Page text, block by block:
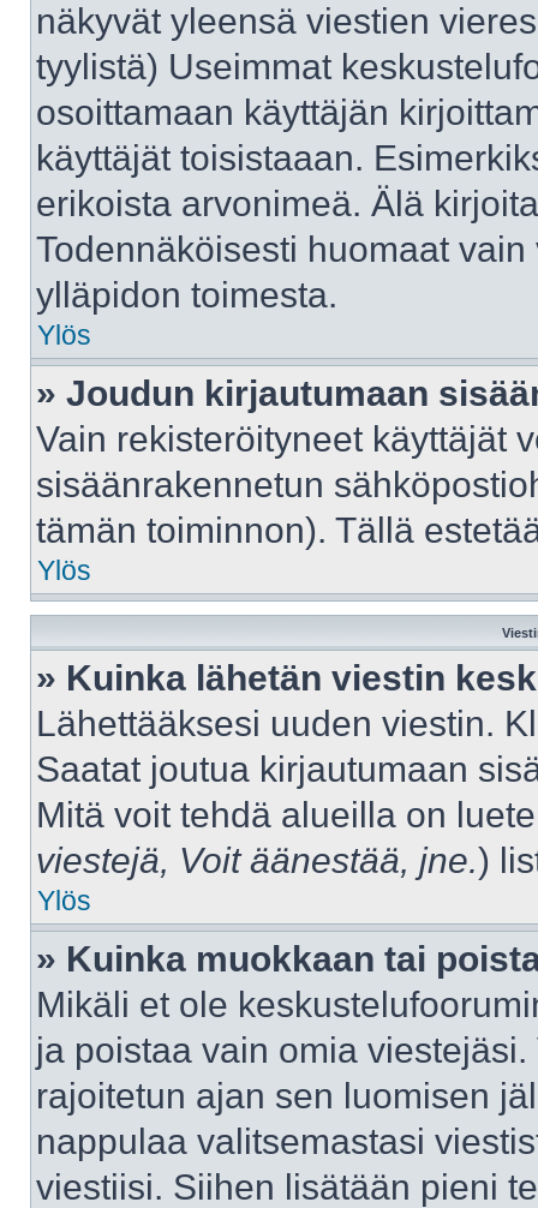
näkyvät yleensä viestien
tyylistä) Useimmat
osoittamaan käyttäjän
käyttäjät toisistaaan.
erikoista arvonimeä. Älä
Todennäköisesti huomaat
ylläpidon toimesta.
Ylös
» Joudun kirjautumaan
Vain rekisteröityneet käyttäjät
sisäänrakennetun
tämän toiminnon). Tällä
Ylös
» Kuinka lähetän viestin
Lähettääksesi uuden viestin.
Saatat joutua kirjautumaan
Mitä voit tehdä alueilla on
viestejä, Voit äänestää, jne.)
Ylös
» Kuinka muokkaan tai
Mikäli et ole
ja poistaa vain omia
rajoitetun ajan sen luomisen
nappulaa valitsemastasi
viestiisi. Siihen lisätään pieni